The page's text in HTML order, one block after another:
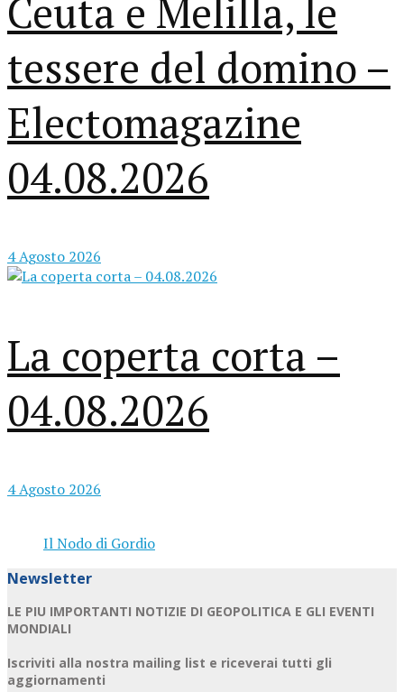
Ceuta e Melilla, le
tessere del domino –
Electomagazine
04.08.2026
4 Agosto 2026
La coperta corta –
04.08.2026
4 Agosto 2026
Il Nodo di Gordio
Newsletter
LE PIU IMPORTANTI NOTIZIE DI GEOPOLITICA E GLI EVENTI
MONDIALI
Iscriviti alla nostra mailing list e riceverai tutti gli
aggiornamenti